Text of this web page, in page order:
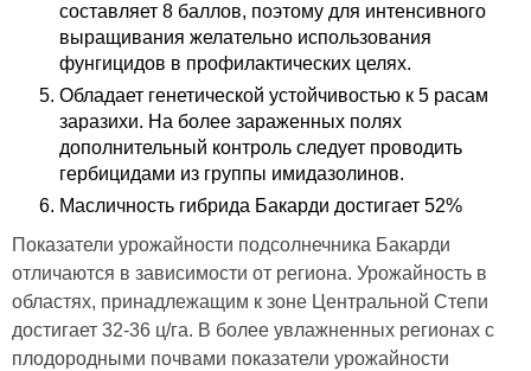
составляет 8 баллов, поэтому для интенсивного
выращивания желательно использования
фунгицидов в профилактических целях.
Обладает генетической устойчивостью к 5 расам
заразихи. На более зараженных полях
дополнительный контроль следует проводить
гербицидами из группы имидазолинов.
Масличность гибрида Бакарди достигает 52%
Показатели урожайности подсолнечника Бакарди
отличаются в зависимости от региона. Урожайность в
областях, принадлежащим к зоне Центральной Степи
достигает 32-36 ц/га. В более увлажненных регионах с
плодородными почвами показатели урожайности